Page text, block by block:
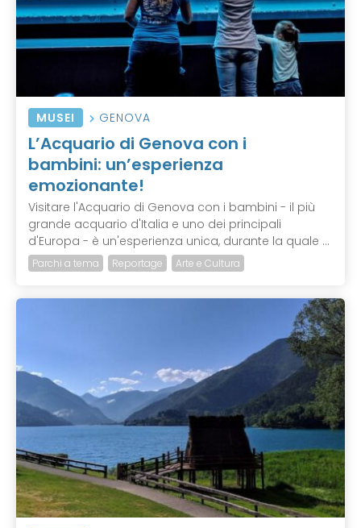
MUSEI GENOVA
L’Acquario di Genova con i
bambini: un’esperienza
emozionante!
Visitare l'Acquario di Genova con i bambini - il più
grande acquario d'Italia e uno dei principali
d'Europa - è un'esperienza unica, durante la quale ...
Parchi a tema Reportage Arte e Cultura